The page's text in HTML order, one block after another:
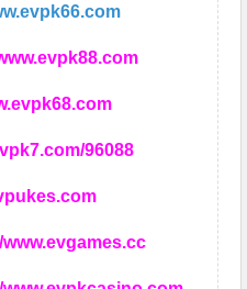
96088
www.evgames.cc